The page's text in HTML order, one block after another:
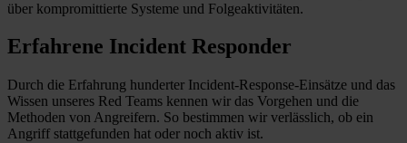
über kompromittierte Systeme und Folgeaktivitäten.
Erfahrene Incident Responder
Durch die Erfahrung hunderter Incident-Response-Einsätze und das
Wissen unseres Red Teams kennen wir das Vorgehen und die
Methoden von Angreifern. So bestimmen wir verlässlich, ob ein
Angriff stattgefunden hat oder noch aktiv ist.